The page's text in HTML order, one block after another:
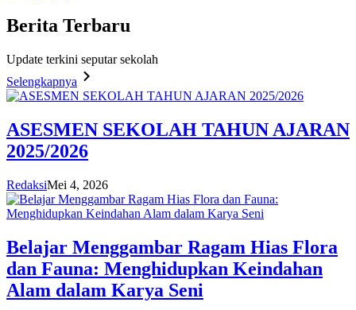
Berita Terbaru
Update terkini seputar sekolah
Selengkapnya
ASESMEN SEKOLAH TAHUN AJARAN
2025/2026
RedaksiMei 4, 2026
Belajar Menggambar Ragam Hias Flora
dan Fauna: Menghidupkan Keindahan
Alam dalam Karya Seni